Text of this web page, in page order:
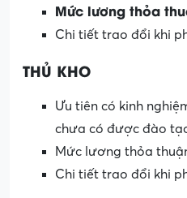
Mức lương thỏa
Chi tiết trao đổi khi
THỦ KHO
Ưu tiên có kinh
chưa có được đào
Mức lương thỏa
Chi tiết trao đổi khi